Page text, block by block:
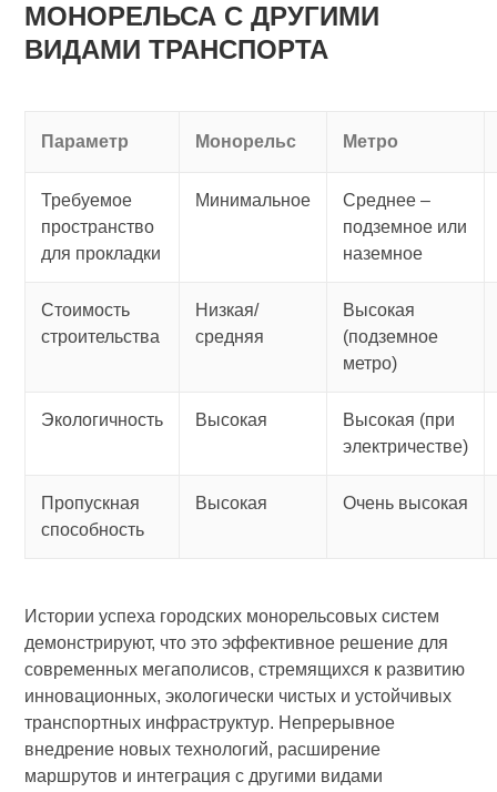
МОНОРЕЛЬСА С ДРУГИМИ
ВИДАМИ ТРАНСПОРТА
Параметр Монорельс Метро
Требуемое
пространство
для прокладки
Минимальное
Среднее –
подземное или
наземное
Стоимость
строительства
Низкая/
средняя
Высокая
(подземное
метро)
Экологичность Высокая
Высокая (при
электричестве)
Пропускная
способность
Высокая Очень высокая
Истории успеха городских монорельсовых систем
демонстрируют, что это эффективное решение для
современных мегаполисов, стремящихся к развитию
инновационных, экологически чистых и устойчивых
транспортных инфраструктур. Непрерывное
внедрение новых технологий, расширение
маршрутов и интеграция с другими видами